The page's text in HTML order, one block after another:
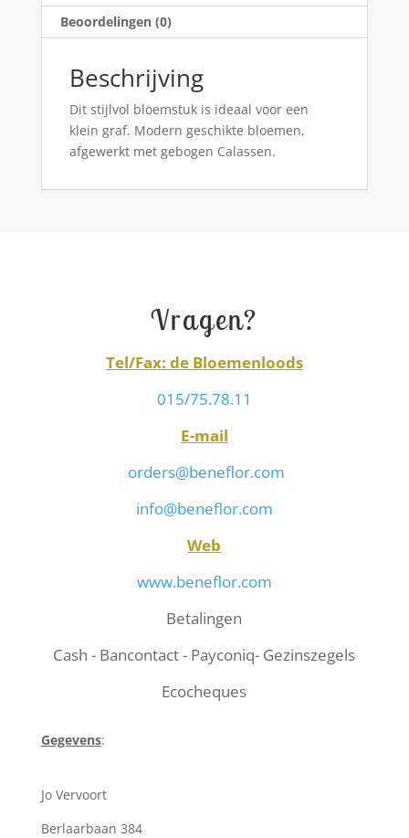
Beoordelingen (0)
Beschrijving
Dit stijlvol bloemstuk is ideaal voor een
klein graf. Modern geschikte bloemen,
afgewerkt met gebogen Calassen.
Vragen?
Tel/Fax: de Bloemenloods
015/75.78.11
E-mail
orders@beneflor.com
info@beneflor.com
Web
www.beneflor.com
Betalingen
Cash - Bancontact - Payconiq- Gezinszegels
Ecocheques
Gegevens:
Jo Vervoort
Berlaarbaan 384